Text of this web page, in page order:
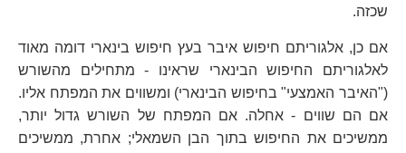
שכזה.
אם כן, אלגוריתם חיפוש איבר בעץ חיפוש בינארי דומה מאוד
לאלגוריתם החיפוש הבינארי שראינו - מתחילים מהשורש
("האיבר האמצעי" בחיפוש הבינארי) ומשווים את המפתח אליו.
אם הם שווים - אחלה. אם המפתח של השורש גדול יותר,
ממשיכים את החיפוש בתוך הבן השמאלי; אחרת, ממשיכים